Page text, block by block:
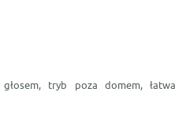
tryb poza domem, łatwa